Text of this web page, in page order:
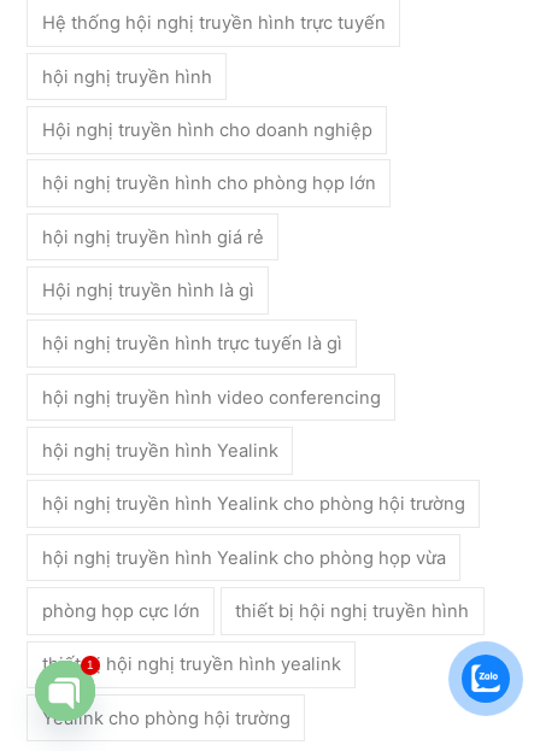
Hệ thống hội nghị truyền hình trực tuyến
hội nghị truyền hình
Hội nghị truyền hình cho doanh nghiệp
hội nghị truyền hình cho phòng họp lớn
hội nghị truyền hình giá rẻ
Hội nghị truyền hình là gì
hội nghị truyền hình trực tuyến là gì
hội nghị truyền hình video conferencing
hội nghị truyền hình Yealink
hội nghị truyền hình Yealink cho phòng hội trường
hội nghị truyền hình Yealink cho phòng họp vừa
phòng họp cực lớn thiết bị hội nghị truyền hình
thiết bị hội nghị truyền hình yealink
Yealink cho phòng hội trường
1